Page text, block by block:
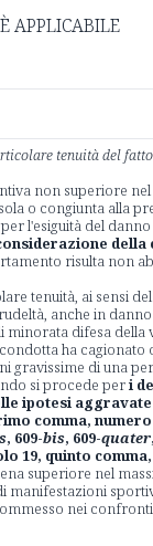
APPLICABILE
tenuità del fatto
non superiore
o congiunta alla
l'esiguità del
risulta non
tenuità, ai sensi
anche in
difesa della
ha cagionato
gravissime di una
si procede peri
ipotesi
comma,
, 609-bis, 609-quater
19, quinto
superiore nel
manifestazioni
nei